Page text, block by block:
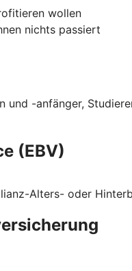
wollen
nichts passiert
und -anfänger,
(EBV)
Alters- oder